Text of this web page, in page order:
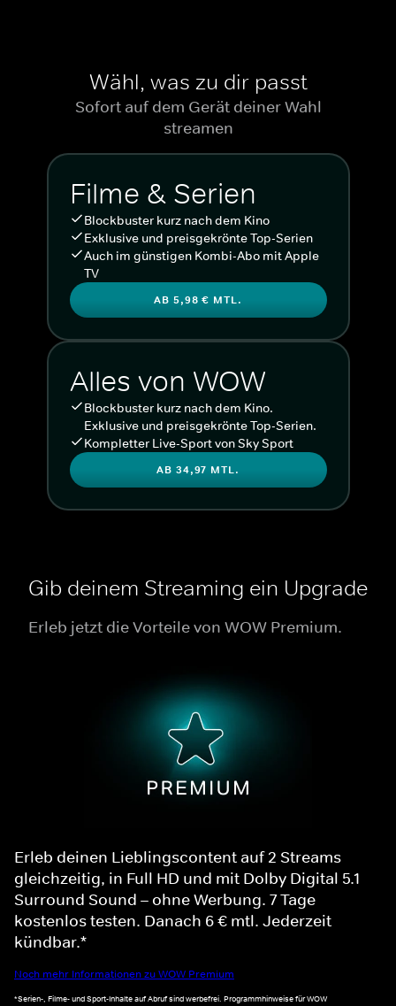
Wähl, was zu dir passt
Sofort auf dem Gerät deiner Wahl
streamen
Filme & Serien
Blockbuster kurz nach dem Kino
Exklusive und preisgekrönte Top-Serien
Auch im günstigen Kombi-Abo mit Apple
TV
AB 5,98 € MTL.
Alles von WOW
Blockbuster kurz nach dem Kino.
Exklusive und preisgekrönte Top-Serien.
Kompletter Live-Sport von Sky Sport
AB 34,97 MTL.
Gib deinem Streaming ein Upgrade
Erleb jetzt die Vorteile von WOW Premium.
Erleb deinen Lieblingscontent auf 2 Streams
gleichzeitig, in Full HD und mit Dolby Digital 5.1
Surround Sound – ohne Werbung. 7 Tage
kostenlos testen. Danach 6 € mtl. Jederzeit
kündbar.*
Noch mehr Informationen zu WOW Premium
*Serien-, Filme- und Sport-Inhalte auf Abruf sind werbefrei. Programmhinweise für WOW